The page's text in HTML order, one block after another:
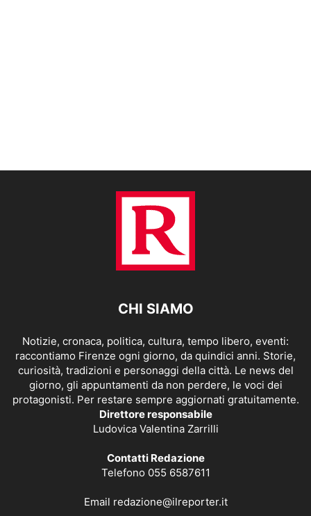
CHI SIAMO
Notizie, cronaca, politica, cultura, tempo libero, eventi:
raccontiamo Firenze ogni giorno, da quindici anni. Storie,
curiosità, tradizioni e personaggi della città. Le news del
giorno, gli appuntamenti da non perdere, le voci dei
protagonisti. Per restare sempre aggiornati gratuitamente.
Direttore responsabile
Ludovica Valentina Zarrilli
Contatti Redazione
Telefono 055 6587611
Email redazione@ilreporter.it